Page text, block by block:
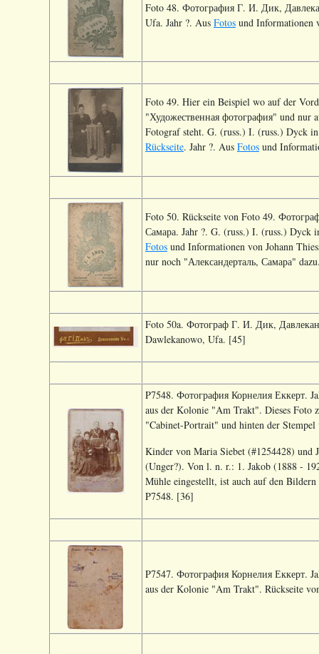
Foto 48. Фотография Г. И. Дик,
Ufa. Jahr ?. Aus Fotos und Informationen
Foto 49. Hier ein Beispiel wo auf der
"Художественная фотография" und nur
Fotograf steht. G. (russ.) I. (russ.) Dyck
Rückseite. Jahr ?. Aus Fotos und
Foto 50. Rückseite von Foto 49.
Самара. Jahr ?. G. (russ.) I. (russ.) Dyck
Fotos und Informationen von Johann
nur noch "Александерталь, Самара"
Foto 50a. Фотограф Г. И. Дик,
Dawlekanowo, Ufa. [45]
P7548. Фотография Корнелия Еккерт.
aus der Kolonie "Am Trakt". Dieses Foto
"Cabinet-Portrait" und hinten der
Kinder von Maria Siebet (#1254428) und
(Unger?). Von l. n. r.: 1. Jakob (1888 -
Mühle eingestellt, ist auch auf den
P7548. [36]
P7547. Фотография Корнелия Еккерт.
aus der Kolonie "Am Trakt". Rückseite